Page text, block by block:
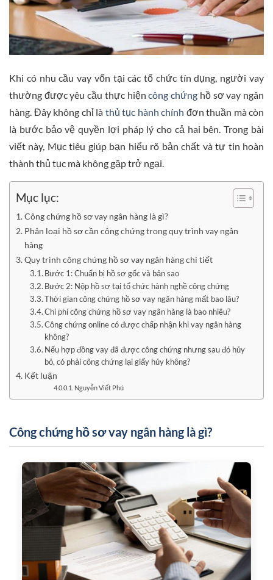
Khi có nhu cầu vay vốn tại các tổ chức tín dụng, người vay
thường được yêu cầu thực hiệncông chứng hồ sơ vay ngân
hàng. Đây không chỉ là thủ tục hành chính đơn thuần mà còn
là bước bảo vệ quyền lợi pháp lý cho cả hai bên. Trong bài
viết này, Mục tiêu giúp bạn hiểu rõ bản chất và tự tin hoàn
thành thủ tục mà không gặp trở ngại.
Mục lục:
Công chứng hồ sơ vay ngân hàng là gì?
Phân loại hồ sơ cần công chứng trong quy trình vay ngân
hàng
Quy trình công chứng hồ sơ vay ngân hàng chi tiết
Bước 1: Chuẩn bị hồ sơ gốc và bản sao
Bước 2: Nộp hồ sơ tại tổ chức hành nghề công chứng
Thời gian công chứng hồ sơ vay ngân hàng mất bao lâu?
Chi phí công chứng hồ sơ vay ngân hàng là bao nhiêu?
Công chứng online có được chấp nhận khi vay ngân hàng
không?
Nếu hợp đồng vay đã được công chứng nhưng sau đó hủy
bỏ, có phải công chứng lại giấy hủy không?
Kết luận
Nguyễn Viết Phú
Công chứng hồ sơ vay ngân hàng là gì?